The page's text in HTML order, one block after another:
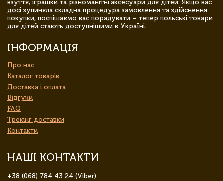
взуття, іграшки та різноманітні аксесуари для дітей. Якщо вас
досі зупиняла складна процедура замовлення та здійснення
покупки, поспішаємо вас порадувати – тепер польські товари
для дітей стають доступнішими в Україні.
ІНФОРМАЦІЯ
Про нас
Каталог товарів
Доставка і оплата
Відгуки
FAQ
Трекінг доставки
Контакти
НАШІ КОНТАКТИ
+38 (068) 784 43 24 (Viber)